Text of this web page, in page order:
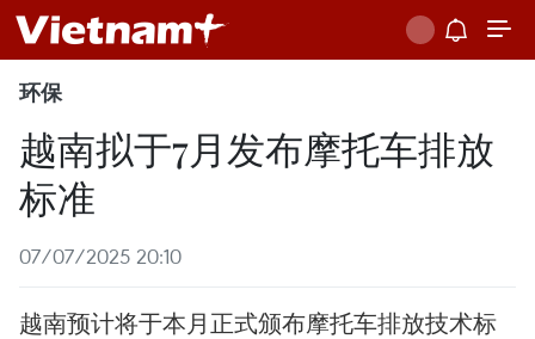
环保
越南拟于7月发布摩托车排放
标准
07/07/2025 20:10
越南预计将于本月正式颁布摩托车排放技术标